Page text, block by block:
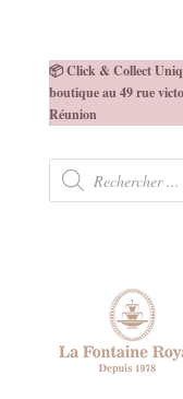
📦 Click & Collect
boutique au 49 rue
Réunion
Recherche
produits